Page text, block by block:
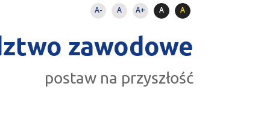
A- A A+ A A
zawodowe
postaw na przyszłość